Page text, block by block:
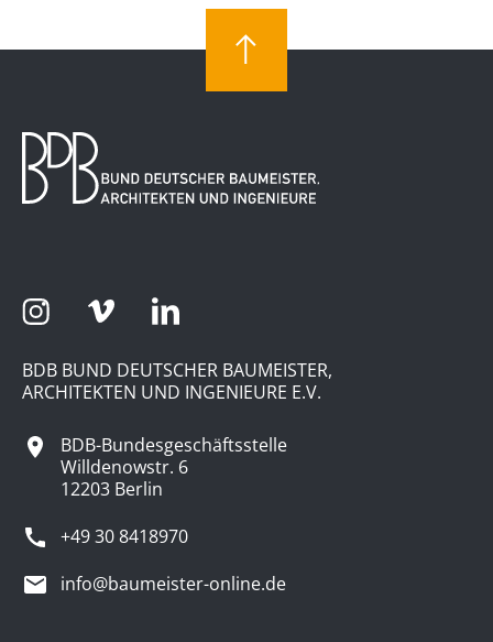
BDB BUND DEUTSCHER BAUMEISTER,
ARCHITEKTEN UND INGENIEURE E.V.
BDB-Bundesgeschäftsstelle
Willdenowstr. 6
12203 Berlin
+49 30 8418970
info@baumeister-online.de